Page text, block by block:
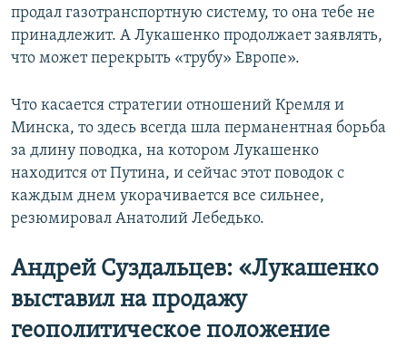
продал газотранспортную систему, то она тебе не
принадлежит. А Лукашенко продолжает заявлять,
что может перекрыть «трубу» Европе».
Что касается стратегии отношений Кремля и
Минска, то здесь всегда шла перманентная борьба
за длину поводка, на котором Лукашенко
находится от Путина, и сейчас этот поводок с
каждым днем укорачивается все сильнее,
резюмировал Анатолий Лебедько.
Андрей Суздальцев: «Лукашенко
выставил на продажу
геополитическое положение